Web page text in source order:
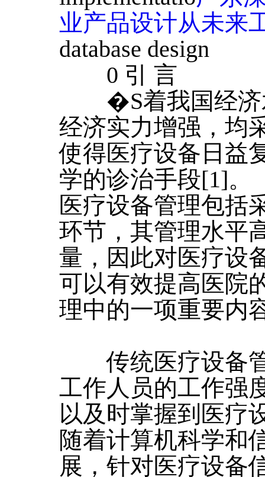
业产品设计从未来
database design
0 引 言
�S着我国经济
经济实力增强，均
使得医疗设备日益
学的诊治手段[1]。
医疗设备管理包括
环节，其管理水平
量，因此对医疗设
可以有效提高医院
理中的一项重要内
传统医疗设备管
工作人员的工作强
以及时掌握到医疗
随着计算机科学和
展，针对医疗设备